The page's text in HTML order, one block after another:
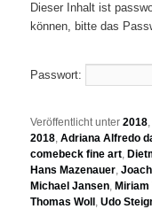
Dieser Inhalt ist
können, bitte das
Passwort:
Veröffentlicht unter 2018
2018 ,Adriana Alfredo
comebeck fine art ,
Hans Mazenauer ,
Michael Jansen ,Miriam
Thomas Woll ,Udo